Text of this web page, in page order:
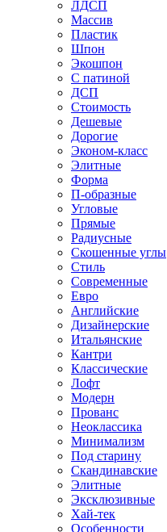
ЛДСП
Массив
Пластик
Шпон
Экошпон
С патиной
ДСП
Стоимость
Дешевые
Дорогие
Эконом-класс
Элитные
Форма
П-образные
Угловые
Прямые
Радиусные
Скошенные углы
Стиль
Современные
Евро
Английские
Дизайнерские
Итальянские
Кантри
Классические
Лофт
Модерн
Прованс
Неоклассика
Минимализм
Под старину
Скандинавские
Элитные
Эксклюзивные
Хай-тек
Особенности